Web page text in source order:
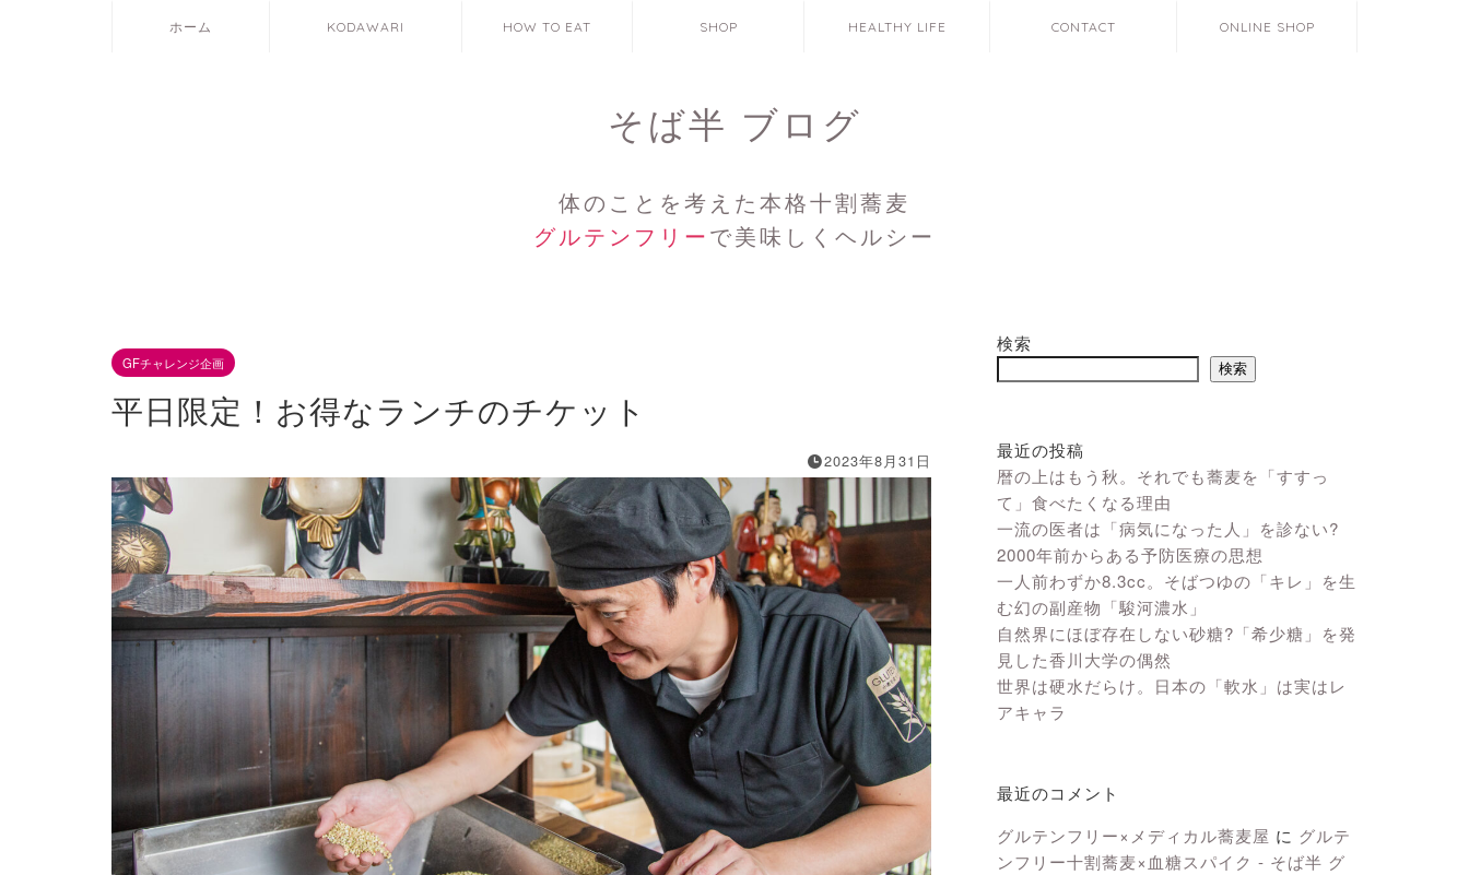
ホーム KODAWARI HOW TO EAT SHOP HEALTHY LIFE CONTACT ONLINE SHOP
そば半 ブログ
体のことを考えた本格十割蕎麦
グルテンフリー で美味しくヘルシー
GFチャレンジ企画
平日限定！お得なランチのチケット
2023年8月31日
検索
検索
最近の投稿
暦の上はもう秋。それでも蕎麦を「すすっ
て」食べたくなる理由
一流の医者は「病気になった人」を診ない?
2000年前からある予防医療の思想
一人前わずか8.3cc。そばつゆの「キレ」を生
む幻の副産物「駿河濃水」
自然界にほぼ存在しない砂糖?「希少糖」を発
見した香川大学の偶然
世界は硬水だらけ。日本の「軟水」は実はレ
アキャラ
最近のコメント
グルテンフリー×メディカル蕎麦屋 に グルテ
ンフリー十割蕎麦×血糖スパイク - そば半 グ